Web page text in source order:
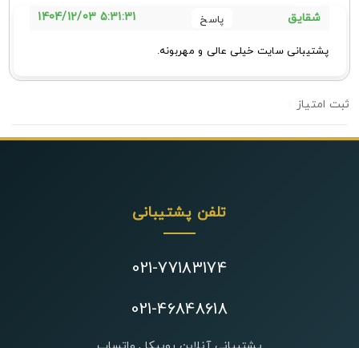
شقایق 5:31:31 1404/12/03
پشتیبانی سایت خیلی عالی و مهربونه.
تلفن پشتیبانی
021-77183174
021-46848618